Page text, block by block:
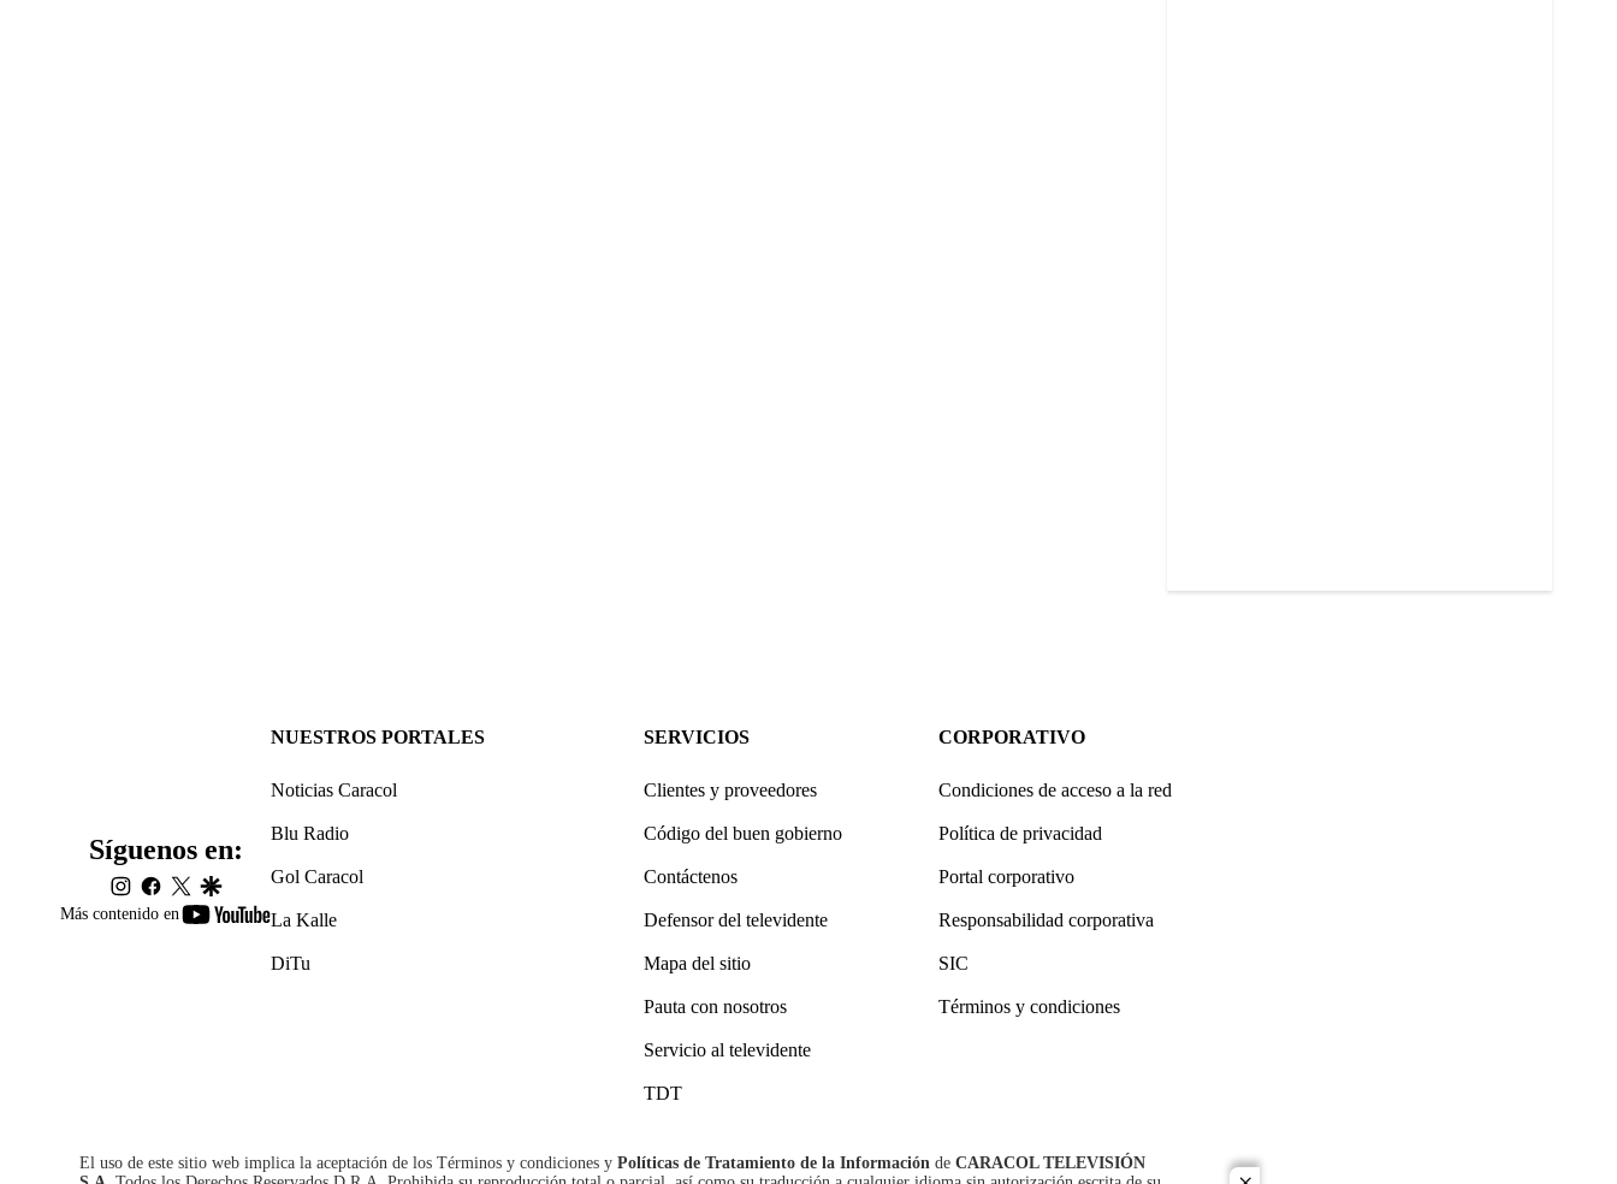
Más contenido en
youtube-
Síguenos en:
instagram
facebook
twittergoogle
NUESTROS PORTALES
Noticias Caracol
Blu Radio
Gol Caracol
La Kalle
DiTu
SERVICIOS
Clientes y proveedores
Código del buen gobierno
Contáctenos
Defensor del televidente
Mapa del sitio
Pauta con nosotros
Servicio al televidente
TDT
CORPORATIVO
Condiciones de acceso a la red
Política de privacidad
Portal corporativo
Responsabilidad corporativa
SIC
Términos y condiciones
El uso de este sitio web implica la aceptación de los Términos y condiciones y Políticas de Tratamiento de la Información de CARACOL TELEVISIÓN